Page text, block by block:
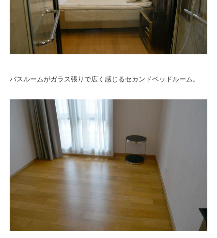
バスルームがガラス張りで広く感じるセカンドベッドルーム。